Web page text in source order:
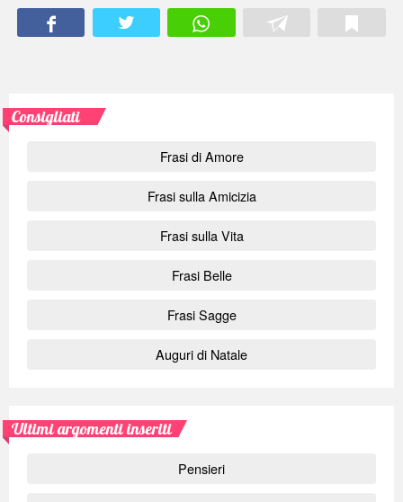
Consigliati
Frasi di Amore
Frasi sulla Amicizia
Frasi sulla Vita
Frasi Belle
Frasi Sagge
Auguri di Natale
Ultimi argomenti inseriti
Pensieri